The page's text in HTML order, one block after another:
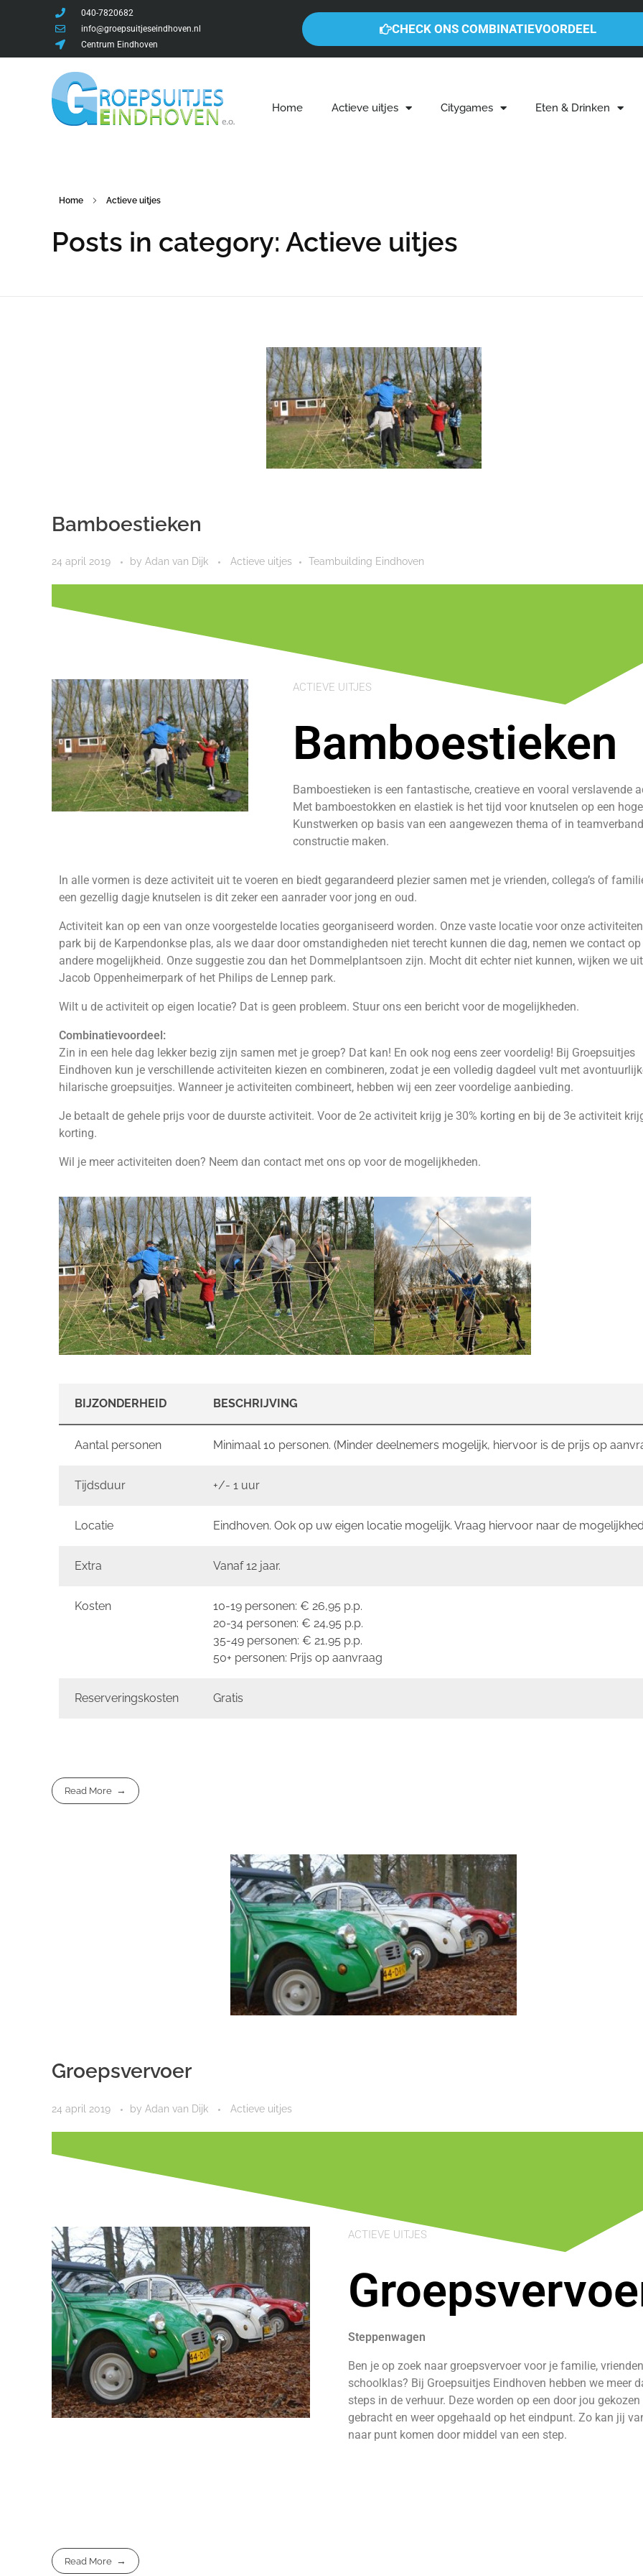
040-7820682
info@groepsuitjeseindhoven.nl
Centrum Eindhoven
CHECK ONS COMBINATIEVOORDEEL
Home Actieve uitjes Citygames Eten & Drinken
Home Actieve uitjes
Posts in category: Actieve uitjes
Bamboestieken
24 april 2019 by Adan van Dijk Actieve uitjes Teambuilding Eindhoven
ACTIEVE UITJES
Bamboestieken
Bamboestieken is een fantastische, creatieve en vooral verslavende
Met bamboestokken en elastiek is het tijd voor knutselen op een
Kunstwerken op basis van een aangewezen thema of in
constructie maken.
In alle vormen is deze activiteit uit te voeren en biedt gegarandeerd plezier samen met je vrienden, collega’s of
een gezellig dagje knutselen is dit zeker een aanrader voor jong en oud.
Activiteit kan op een van onze voorgestelde locaties georganiseerd worden. Onze vaste locatie voor onze
park bij de Karpendonkse plas, als we daar door omstandigheden niet terecht kunnen die dag, nemen we contact op
andere mogelijkheid. Onze suggestie zou dan het Dommelplantsoen zijn. Mocht dit echter niet kunnen, wijken we
Jacob Oppenheimerpark of het Philips de Lennep park.
Wilt u de activiteit op eigen locatie? Dat is geen probleem. Stuur ons een bericht voor de mogelijkheden.
Combinatievoordeel:
Zin in een hele dag lekker bezig zijn samen met je groep? Dat kan! En ook nog eens zeer voordelig! Bij Groepsuitjes
Eindhoven kun je verschillende activiteiten kiezen en combineren, zodat je een volledig dagdeel vult met
hilarische groepsuitjes. Wanneer je activiteiten combineert, hebben wij een zeer voordelige aanbieding.
Je betaalt de gehele prijs voor de duurste activiteit. Voor de 2e activiteit krijg je 30% korting en bij de 3e activiteit
korting.
Wil je meer activiteiten doen? Neem dan contact met ons op voor de mogelijkheden.
BIJZONDERHEID BESCHRIJVING
Aantal personen Minimaal 10 personen. (Minder deelnemers mogelijk, hiervoor is de prijs op
Tijdsduur +/- 1 uur
Locatie Eindhoven. Ook op uw eigen locatie mogelijk. Vraag hiervoor naar de
Extra Vanaf 12 jaar.
Kosten
10-19 personen: € 26,95 p.p.
20-34 personen: € 24,95 p.p.
35-49 personen: € 21,95 p.p.
50+ personen: Prijs op aanvraag
Reserveringskosten Gratis
Read More
Groepsvervoer
24 april 2019 by Adan van Dijk Actieve uitjes
ACTIEVE UITJES
Steppenwagen
Ben je op zoek naar groepsvervoer voor je familie,
schoolklas? Bij Groepsuitjes Eindhoven hebben we meer
steps in de verhuur. Deze worden op een door jou
gebracht en weer opgehaald op het eindpunt. Zo kan jij
naar punt komen door middel van een step.
Read More